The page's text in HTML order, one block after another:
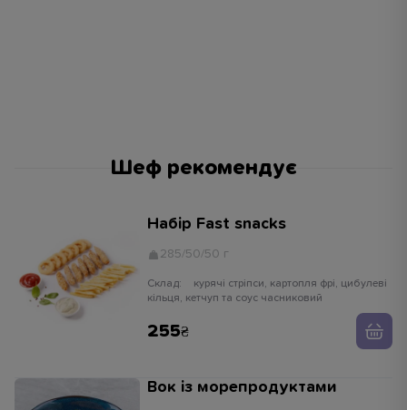
Шеф рекомендує
Набір Fast snacks
285/50/50 г
Склад:
кільця, кетчуп та соус часниковий
255
Вок із морепродуктами